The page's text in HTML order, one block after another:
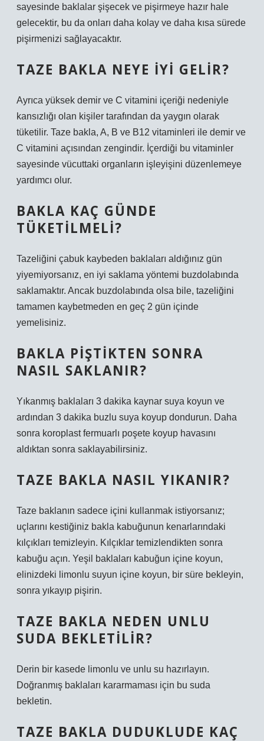
sayesinde baklalar şişecek ve pişirmeye hazır hale
gelecektir, bu da onları daha kolay ve daha kısa sürede
pişirmenizi sağlayacaktır.
TAZE BAKLA NEYE IYI GELIR?
Ayrıca yüksek demir ve C vitamini içeriği nedeniyle
kansızlığı olan kişiler tarafından da yaygın olarak
tüketilir. Taze bakla, A, B ve B12 vitaminleri ile demir ve
C vitamini açısından zengindir. İçerdiği bu vitaminler
sayesinde vücuttaki organların işleyişini düzenlemeye
yardımcı olur.
BAKLA KAÇ GÜNDE
TÜKETILMELI?
Tazeliğini çabuk kaybeden baklaları aldığınız gün
yiyemiyorsanız, en iyi saklama yöntemi buzdolabında
saklamaktır. Ancak buzdolabında olsa bile, tazeliğini
tamamen kaybetmeden en geç 2 gün içinde
yemelisiniz.
BAKLA PIŞTIKTEN SONRA
NASIL SAKLANIR?
Yıkanmış baklaları 3 dakika kaynar suya koyun ve
ardından 3 dakika buzlu suya koyup dondurun. Daha
sonra koroplast fermuarlı poşete koyup havasını
aldıktan sonra saklayabilirsiniz.
TAZE BAKLA NASIL YIKANIR?
Taze baklanın sadece içini kullanmak istiyorsanız;
uçlarını kestiğiniz bakla kabuğunun kenarlarındaki
kılçıkları temizleyin. Kılçıklar temizlendikten sonra
kabuğu açın. Yeşil baklaları kabuğun içine koyun,
elinizdeki limonlu suyun içine koyun, bir süre bekleyin,
sonra yıkayıp pişirin.
TAZE BAKLA NEDEN UNLU
SUDA BEKLETILIR?
Derin bir kasede limonlu ve unlu su hazırlayın.
Doğranmış baklaları kararmaması için bu suda
bekletin.
TAZE BAKLA DUDUKLUDE KAÇ